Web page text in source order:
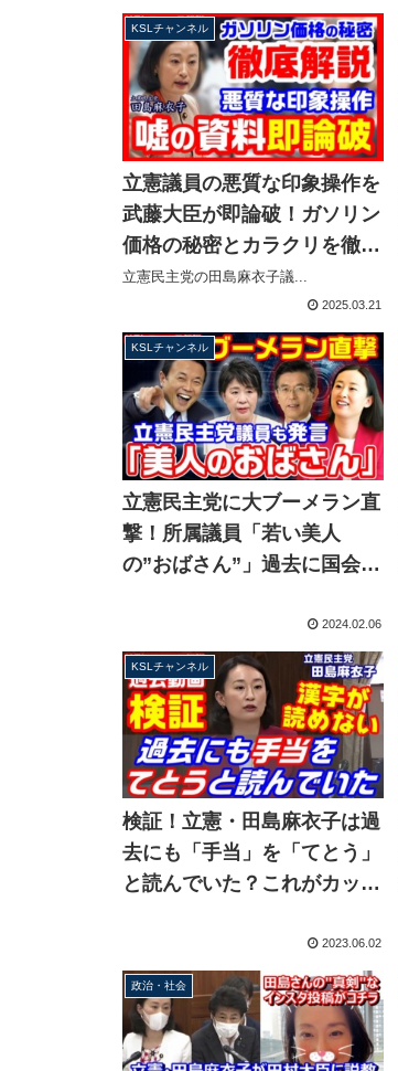
ンネル】
KSLチャンネル
立憲議員の悪質な印象操作を
武藤大臣が即論破！ガソリン
価格の秘密とカラクリを徹底
解説、あの店舗だけ高いのな
ぜ？【KSLチャンネル】
立憲民主党の田島麻衣子議...
2025.03.21
KSLチャンネル
立憲民主党に大ブーメラン直
撃！所属議員「若い美人
の”おばさん”」過去に国会で
は過去に「おじさん内閣」
【KSLチャンネル】
2024.02.06
KSLチャンネル
検証！立憲・田島麻衣子は過
去にも「手当」を「てとう」
と読んでいた？これがカッコ
2023.06.02
政治・社会